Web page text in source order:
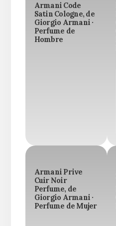
Armani Code
Satin Cologne, de
Giorgio Armani ·
Perfume de
Hombre
Armani Prive
Cuir Noir
Perfume, de
Giorgio Armani ·
Perfume de Mujer